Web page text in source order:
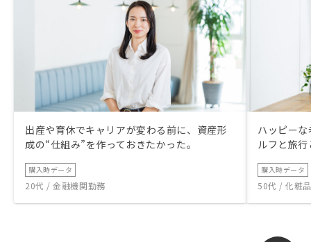
出産や育休でキャリアが変わる前に、資産形
成の“仕組み”を作っておきたかった。
購入時データ
20代 / 金融機関勤務
ハッピー
ルフと旅
購入時データ
50代 / 化粧